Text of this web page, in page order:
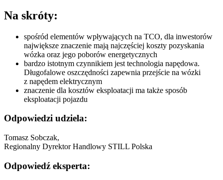
Na skróty:
spośród elementów wpływających na TCO, dla inwestorów
największe znaczenie mają najczęściej koszty pozyskania
wózka oraz jego poborów energetycznych
bardzo istotnym czynnikiem jest technologia napędowa.
Długofalowe oszczędności zapewnia przejście na wózki
z napędem elektrycznym
znaczenie dla kosztów eksploatacji ma także sposób
eksploatacji pojazdu
Odpowiedzi udziela:
Tomasz Sobczak,
Regionalny Dyrektor Handlowy STILL Polska
Odpowiedź eksperta: